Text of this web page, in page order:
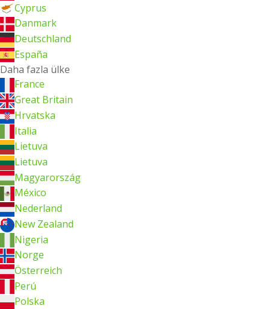
Cyprus
Danmark
Deutschland
España
Daha fazla ülke
France
Great Britain
Hrvatska
Italia
Lietuva
Lietuva
Magyarország
México
Nederland
New Zealand
Nigeria
Norge
Österreich
Perú
Polska